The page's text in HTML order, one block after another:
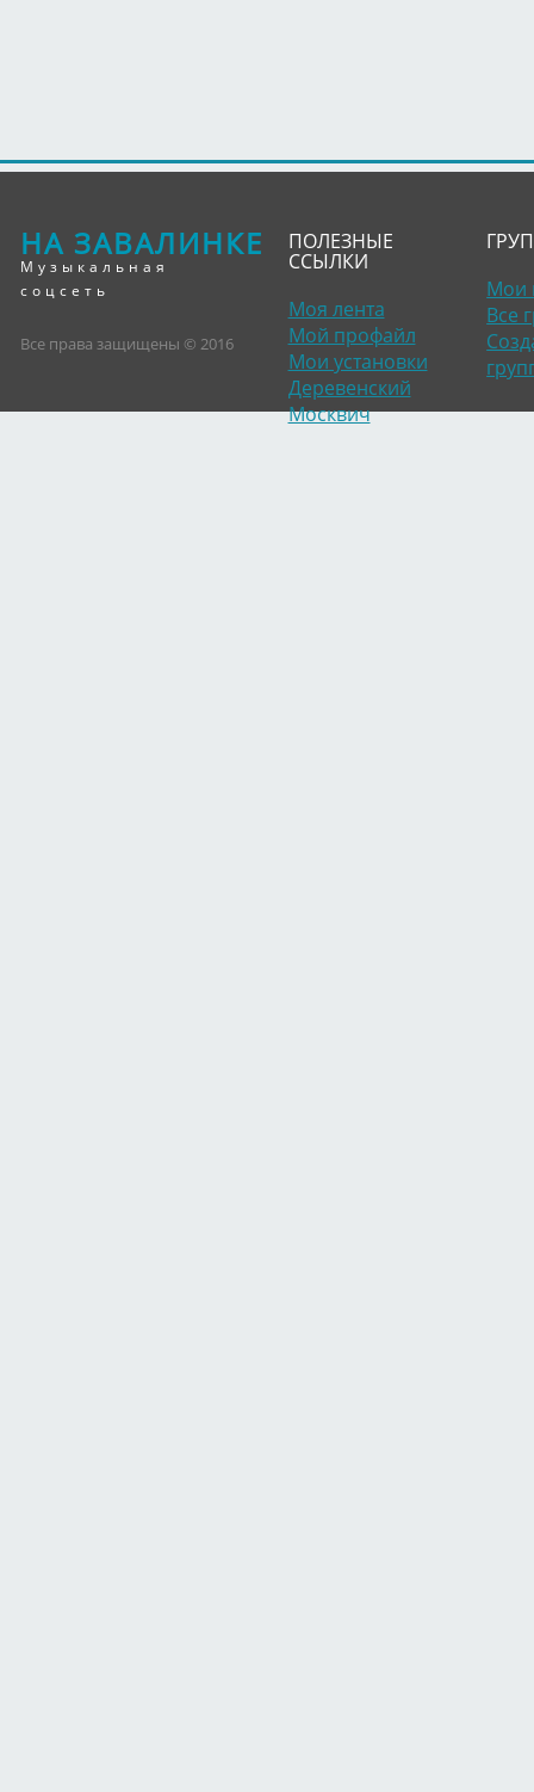
НА ЗАВАЛИНКЕ
Музыкальная
соцсеть
Все права защищены © 2016
ПОЛЕЗНЫЕ
ССЫЛКИ
Моя лента
Мой профайл
Мои установки
Деревенский
Москвич
Мои
Все